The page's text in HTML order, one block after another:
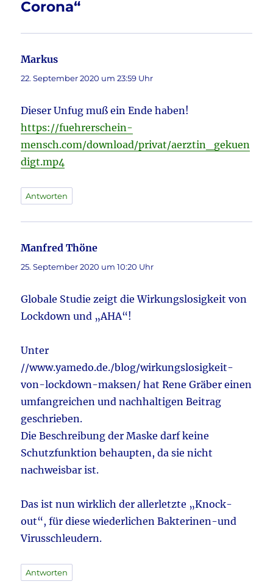
Corona“
Markus
22. September 2020 um 23:59 Uhr
Dieser Unfug muß ein Ende haben!
https://fuehrerschein-
mensch.com/download/privat/aerztin_gekuen
digt.mp4
Antworten
Manfred Thöne
25. September 2020 um 10:20 Uhr
Globale Studie zeigt die Wirkungslosigkeit von
Lockdown und „AHA“!
Unter
//www.yamedo.de./blog/wirkungslosigkeit-
von-lockdown-maksen/ hat Rene Gräber einen
umfangreichen und nachhaltigen Beitrag
geschrieben.
Die Beschreibung der Maske darf keine
Schutzfunktion behaupten, da sie nicht
nachweisbar ist.
Das ist nun wirklich der allerletzte „Knock-
out“, für diese wiederlichen Bakterinen-und
Virusschleudern.
Antworten